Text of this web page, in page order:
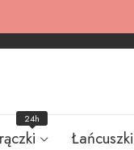
24h
Łańcuszki